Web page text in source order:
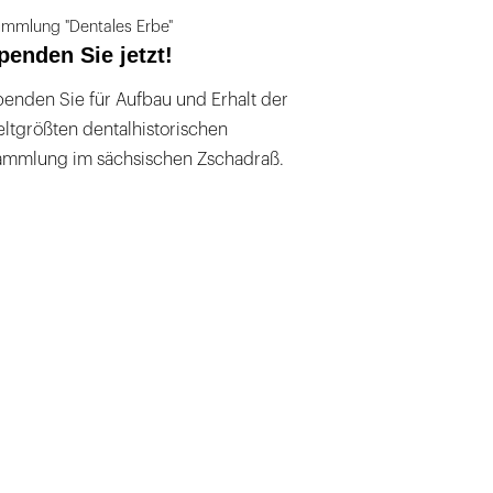
"Dentales Erbe"
Sie jetzt!
Sie für Aufbau und Erhalt der
dentalhistorischen
im sächsischen Zschadraß.